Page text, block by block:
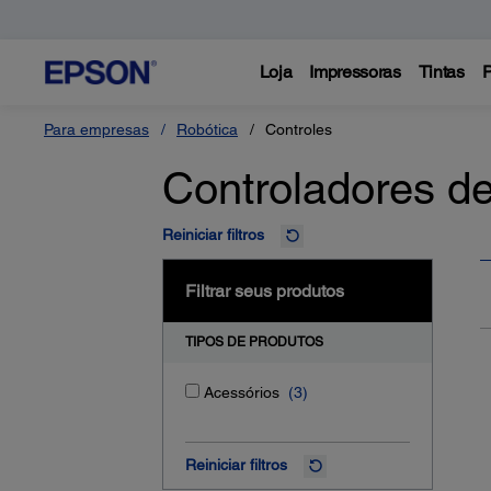
Loja Impressoras Tintas
Para empresas Robótica Controles
Controladores
Reiniciar filtros
Filtrar seus produtos
TIPOS DE PRODUTOS
Acessórios (3)
Reiniciar filtros